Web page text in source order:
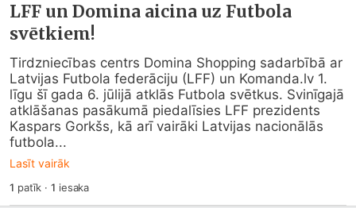
LFF un Domina aicina uz Futbola
svētkiem!
Tirdzniecības centrs Domina Shopping sadarbībā ar
Latvijas Futbola federāciju (LFF) un Komanda.lv 1.
līgu šī gada 6. jūlijā atklās Futbola svētkus. Svinīgajā
atklāšanas pasākumā piedalīsies LFF prezidents
Kaspars Gorkšs, kā arī vairāki Latvijas nacionālās
futbola...
Lasīt vairāk
1 patīk ·1 iesaka